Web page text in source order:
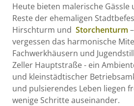
Heute bieten malerische Gässle
Reste der ehemaligen
Hirschturm und Storchenturm
vergessen das harmonische
Fachwerkhäusern und
Zeller Hauptstraße - ein
und kleinstädtischer
und pulsierendes Leben liegen
wenige Schritte auseinander.